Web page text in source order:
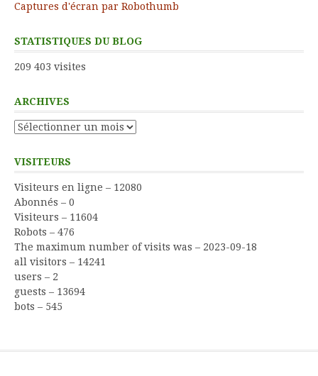
Captures d'écran par Robothumb
STATISTIQUES DU BLOG
209 403 visites
ARCHIVES
Archives
VISITEURS
Visiteurs en ligne – 12080
Abonnés – 0
Visiteurs – 11604
Robots – 476
The maximum number of visits was – 2023-09-18
all visitors – 14241
users – 2
guests – 13694
bots – 545